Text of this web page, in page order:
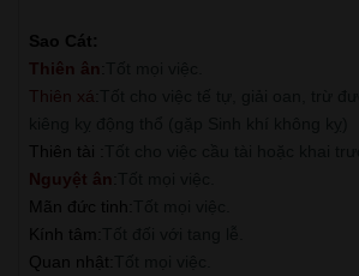
Sao Cát:
Thiên ân
Thiên xá
Thiên tài
Nguyệt ân
Mãn đức tinh
Kính tâm
Quan nhật